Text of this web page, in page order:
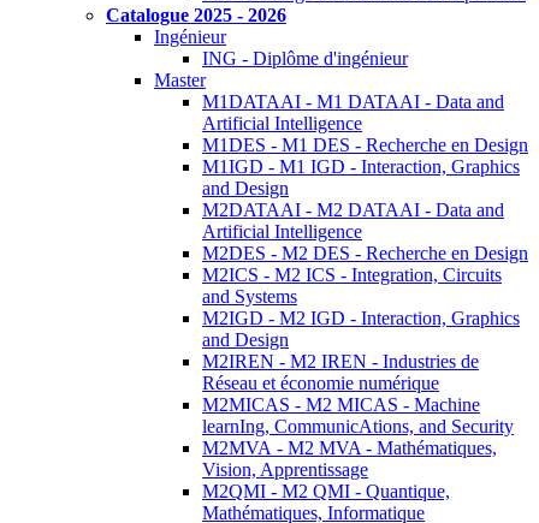
Catalogue 2025 - 2026
Ingénieur
ING - Diplôme d'ingénieur
Master
M1DATAAI - M1 DATAAI - Data and
Artificial Intelligence
M1DES - M1 DES - Recherche en Design
M1IGD - M1 IGD - Interaction, Graphics
and Design
M2DATAAI - M2 DATAAI - Data and
Artificial Intelligence
M2DES - M2 DES - Recherche en Design
M2ICS - M2 ICS - Integration, Circuits
and Systems
M2IGD - M2 IGD - Interaction, Graphics
and Design
M2IREN - M2 IREN - Industries de
Réseau et économie numérique
M2MICAS - M2 MICAS - Machine
learnIng, CommunicAtions, and Security
M2MVA - M2 MVA - Mathématiques,
Vision, Apprentissage
M2QMI - M2 QMI - Quantique,
Mathématiques, Informatique